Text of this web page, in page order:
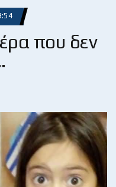
που δεν